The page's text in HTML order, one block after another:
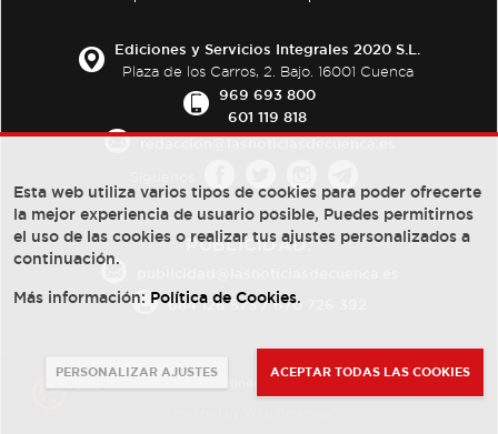
Ediciones y Servicios Integrales 2020 S.L.
Plaza de los Carros, 2. Bajo. 16001 Cuenca
969 693 800
601 119 818
PUBLICIDAD:
684 126 573/670 726 392
Esta web utiliza varios tipos de cookies para poder ofrecerte
la mejor experiencia de usuario posible, Puedes permitirnos
el uso de las cookies o realizar tus ajustes personalizados a
continuación.
Más información: Política de Cookies.
PERSONALIZAR AJUSTES ACEPTAR TODAS LAS COOKIES